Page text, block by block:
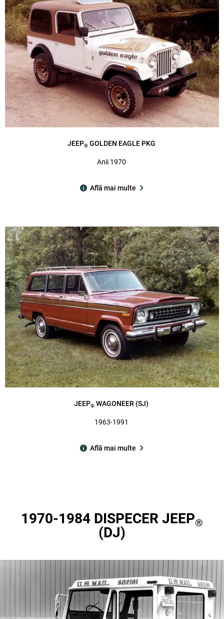
JEEP®GOLDEN EAGLE PKG
Anii 1970
Află mai multe
JEEP® WAGONEER (SJ)
1963-1991
Află mai multe
1970-1984 DISPECER JEEP®
(DJ)